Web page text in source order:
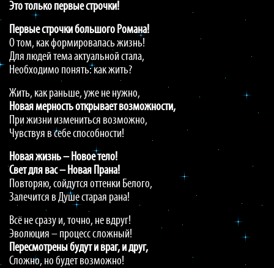
Этотолько первыестрочки!
Первыестрочкибольшого Романа!
О том, как формировалась жизнь!
Для людей тема актуальной стала,
Необходимо понять: как жить?
Жить, как раньше, уже не нужно,
Новаямерностьоткрывает возможности,
При жизни измениться возможно,
Чувствуя в себе способности!
Новая жизнь – Новое тело!
Свет для вас – Новая Прана!
Повторяю, сойдутся оттенки Белого,
Залечится в Душе старая рана!
Всё не сразу и, точно, не вдруг!
Эволюция – процесс сложный!
Пересмотреныбудут и враг, идруг,
Сложно, но будет возможно!